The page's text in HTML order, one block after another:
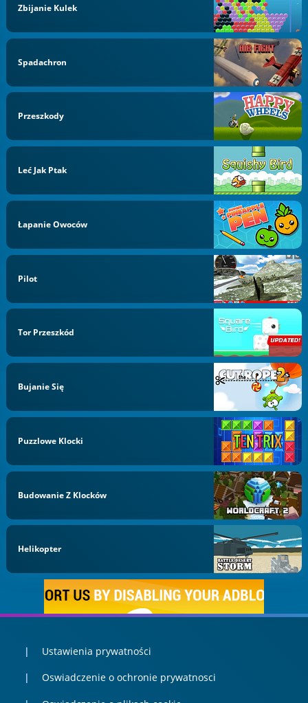
Zbijanie Kulek
Spadachron
Przeszkody
Leć Jak Ptak
Łapanie Owoców
Pilot
Tor Przeszkód
Bujanie Się
Puzzlowe Klocki
Budowanie Z Klocków
Helikopter
Ustawienia prywatności
Oswiadczenie o ochronie prywatnosci